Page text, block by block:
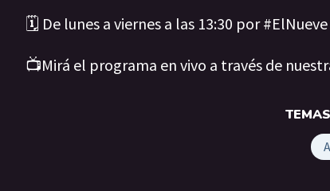
🗓️ De lunes a viernes a las 13:30 por
📺Mirá el programa en vivo a través de